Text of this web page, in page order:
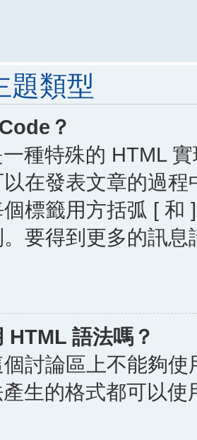
題類型
？
種特殊的 HTML
在發表文章的過
標籤用方括弧 [ 和
要得到更多的訊
HTML 語法嗎？
討論區上不能夠
生的格式都可以